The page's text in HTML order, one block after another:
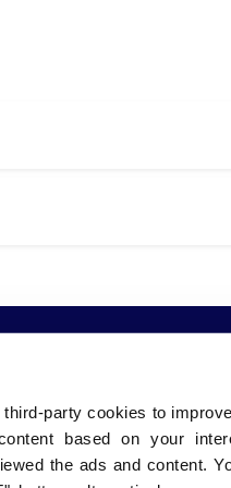
party cookies to
based on your
the ads and content.
CEU
CEU